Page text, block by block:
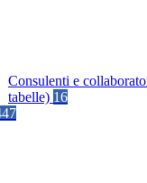
Consulenti e
tabelle) 16